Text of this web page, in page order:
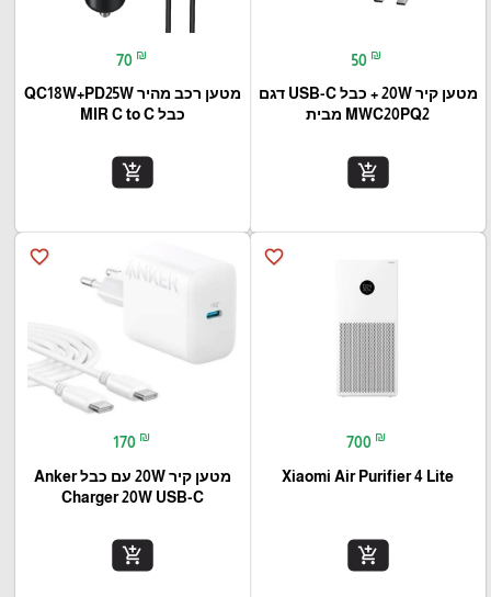
50 ₪
מטען קיר 20W + כבל USB-C דגם
MWC20PQ2 מבית
add_shopping_cart
70 ₪
מטען רכב מהיר QC18W+PD25W
כבל MIR C to C
add_shopping_cart
favorite_border
700 ₪
Xiaomi Air Purifier 4 Lite
add_shopping_cart
favorite_border
170 ₪
מטען קיר 20W עם כבל Anker
Charger 20W USB-C
add_shopping_cart